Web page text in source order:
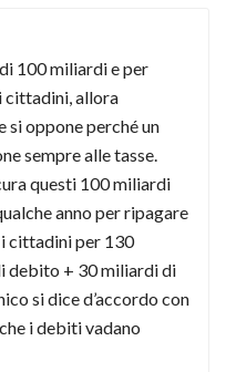
100 miliardi e per
cittadini, allora
si oppone perché un
sempre alle tasse.
questi 100 miliardi
anno per ripagare
cittadini per 130
debito + 30 miliardi di
si dice d’accordo con
i debiti vadano